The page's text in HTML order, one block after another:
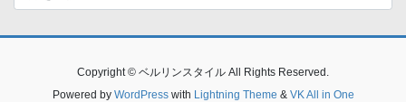
イ
Copyright © ベルリンスタイル All Rights Reserved.
Powered by WordPresswith Lightning Theme & VK All in One